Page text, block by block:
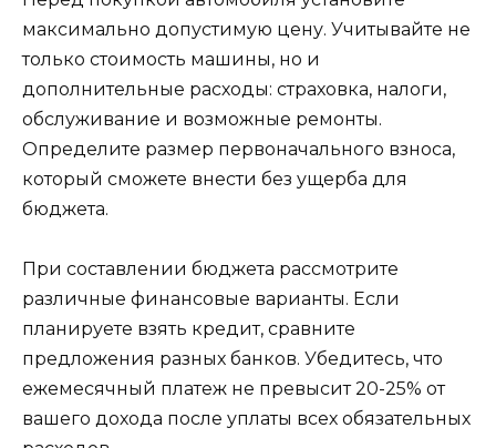
максимально допустимую цену. Учитывайте не
только стоимость машины, но и
дополнительные расходы: страховка, налоги,
обслуживание и возможные ремонты.
Определите размер первоначального взноса,
который сможете внести без ущерба для
бюджета.
При составлении бюджета рассмотрите
различные финансовые варианты. Если
планируете взять кредит, сравните
предложения разных банков. Убедитесь, что
ежемесячный платеж не превысит 20-25% от
вашего дохода после уплаты всех обязательных